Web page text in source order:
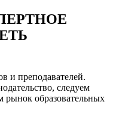
и преподавателей.
следуем
рынок образовательных